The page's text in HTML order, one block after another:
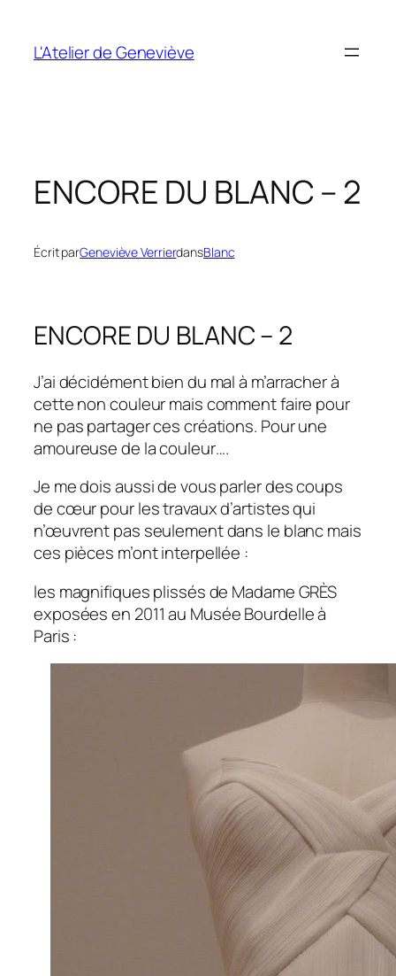
contenu
L'Atelier de Geneviève
ENCORE DU BLANC – 2
Écrit parGeneviève VerrierdansBlanc
ENCORE DU BLANC – 2
J’ai décidément bien du mal à m’arracher à
cette non couleur mais comment faire pour
ne pas partager ces créations. Pour une
amoureuse de la couleur….
Je me dois aussi de vous parler des coups
de cœur pour les travaux d’artistes qui
n’œuvrent pas seulement dans le blanc mais
ces pièces m’ont interpellée :
les magnifiques plissés de Madame GRÈS
exposées en 2011 au Musée Bourdelle à
Paris :